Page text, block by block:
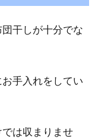
干しが十分でな
手入れをしてい
は収まりませ